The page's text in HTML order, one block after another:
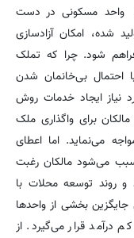
واحد مسکونی در دست
شده، امکان آزادسازی
‌شود. چرا که تملک
احتمال بی‌خانمان شدن
نیاز ایجاد خدمات روش
برای واگذاری ملک
می‌نماید. اما اعطای
می‌شود مالکان رغبت
و روند توسعه محلات با
بخشی از واحدها
درآمد قرار می‌گیرد. از